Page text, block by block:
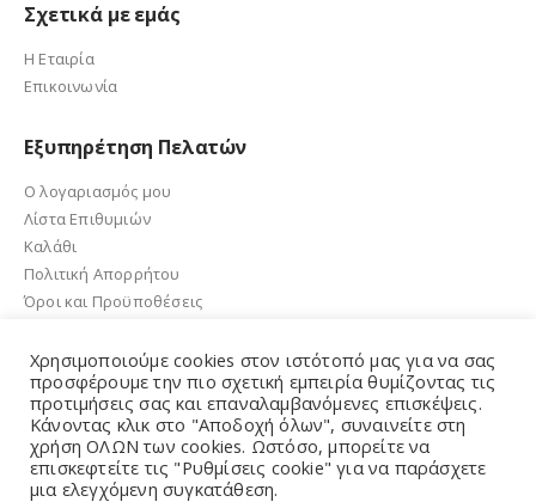
Σχετικά με εμάς
Η Εταιρία
Επικοινωνία
Εξυπηρέτηση Πελατών
Ο λογαριασμός μου
Λίστα Επιθυμιών
Καλάθι
Πολιτική Απορρήτου
Όροι και Προϋποθέσεις
e-sandalidis.gr 2021. Created by GMG Solutions
Χρησιμοποιούμε cookies στον ιστότοπό μας για να σας
προσφέρουμε την πιο σχετική εμπειρία θυμίζοντας τις
προτιμήσεις σας και επαναλαμβανόμενες επισκέψεις.
Κάνοντας κλικ στο "Αποδοχή όλων", συναινείτε στη
χρήση ΟΛΩΝ των cookies. Ωστόσο, μπορείτε να
επισκεφτείτε τις "Ρυθμίσεις cookie" για να παράσχετε
μια ελεγχόμενη συγκατάθεση.